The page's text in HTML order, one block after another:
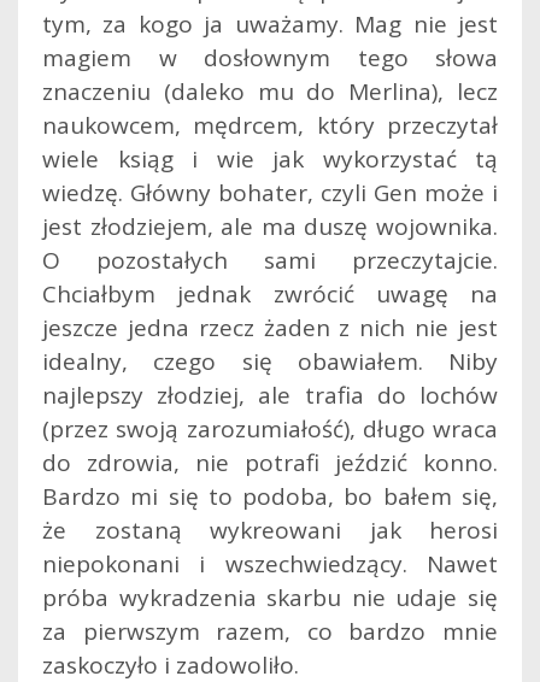
tym, za kogo ja uważamy. Mag nie jest
magiem w dosłownym tego słowa
znaczeniu (daleko mu do Merlina), lecz
naukowcem, mędrcem, który przeczytał
wiele ksiąg i wie jak wykorzystać tą
wiedzę. Główny bohater, czyli Gen może i
jest złodziejem, ale ma duszę wojownika.
O pozostałych sami przeczytajcie.
Chciałbym jednak zwrócić uwagę na
jeszcze jedna rzecz żaden z nich nie jest
idealny, czego się obawiałem. Niby
najlepszy złodziej, ale trafia do lochów
(przez swoją zarozumiałość), długo wraca
do zdrowia, nie potrafi jeździć konno.
Bardzo mi się to podoba, bo bałem się,
że zostaną wykreowani jak herosi
niepokonani i wszechwiedzący. Nawet
próba wykradzenia skarbu nie udaje się
za pierwszym razem, co bardzo mnie
zaskoczyło i zadowoliło.